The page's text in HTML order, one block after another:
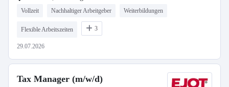
Vollzeit Nachhaltiger Arbeitgeber Weiterbildungen
Flexible Arbeitszeiten 3
29.07.2026
Tax Manager (m/w/d)